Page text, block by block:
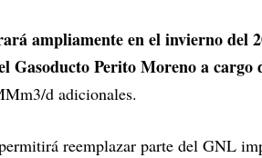
ampliamente en el invierno del
Gasoducto Perito Moreno a cargo
d adicionales.
reemplazar parte del GNL